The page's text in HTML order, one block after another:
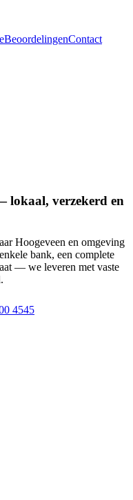
BeoordelingenContact
lokaal, verzekerd en
Hoogeveen en omgeving
bank, een complete
— we leveren met vaste
4545